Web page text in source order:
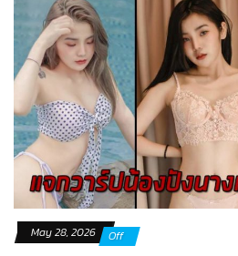
May 28, 2026 Off